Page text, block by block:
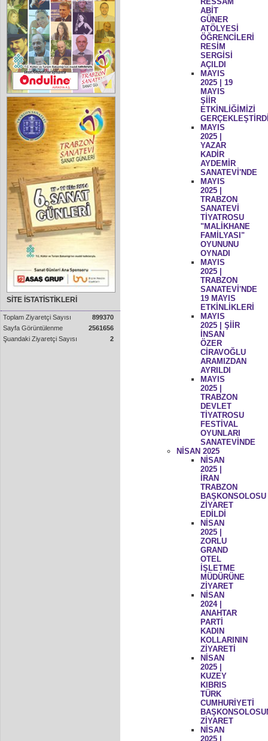
SİTE İSTATİSTİKLERİ
Toplam Ziyaretçi Sayısı
899370
Sayfa Görüntülenme
2561656
Şuandaki Ziyaretçi Sayısı
2
ABİT
GÜNER
ATÖLYESİ
ÖĞRENCİLERİ
RESİM
SERGİSİ
AÇILDI
MAYIS
2025 | 19
MAYIS
ŞİİR
ETKİNLİĞİMİZİ
MAYIS
2025 |
YAZAR
KADİR
AYDEMİR
SANATEVİ'NDE
MAYIS
2025 |
TRABZON
SANATEVİ
TİYATROSU
"MALİKHANE
FAMİLYASI"
OYUNUNU
OYNADI
MAYIS
2025 |
TRABZON
SANATEVİ'NDE
19 MAYIS
ETKİNLİKLERİ
MAYIS
2025 | ŞİİR
İNSAN
ÖZER
CİRAVOĞLU
ARAMIZDAN
AYRILDI
MAYIS
2025 |
TRABZON
DEVLET
TİYATROSU
FESTİVAL
OYUNLARI
SANATEVİNDE
NİSAN 2025
NİSAN
2025 |
İRAN
TRABZON
BAŞKONSOLOSU
ZİYARET
EDİLDİ
NİSAN
2025 |
ZORLU
GRAND
OTEL
İŞLETME
MÜDÜRÜNE
ZİYARET
NİSAN
2024 |
ANAHTAR
PARTİ
KADIN
KOLLARININ
ZİYARETİ
NİSAN
2025 |
KUZEY
KIBRIS
TÜRK
CUMHURİYETİ
ZİYARET
NİSAN
2025 |